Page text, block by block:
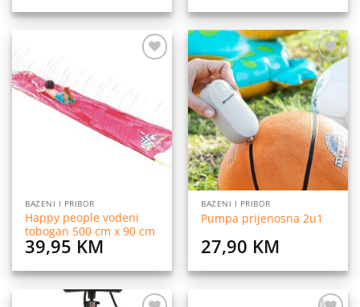
BAZENI I PRIBOR
Happy people vodeni
tobogan 500 cm x 90 cm
39,95 KM
Dodaj
na
listu
želja
BAZENI I PRIBOR
Pumpa prijenosna 2u1
27,90 KM